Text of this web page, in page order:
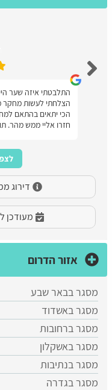
התלבטתי איזה שער
הצלחתי לעשות מחקר
הכי יתאים בהתאם
חזרו אליי ממש מהר.
דירוג ממוצע 4.6 לפי
מעודכן
אזור הדרום
מסגר בבאר שבע
​מסגר באשדוד
מסגר ברחובות
מסגר באשקלון
מסגר בנתיבות
מסגר בגדרה